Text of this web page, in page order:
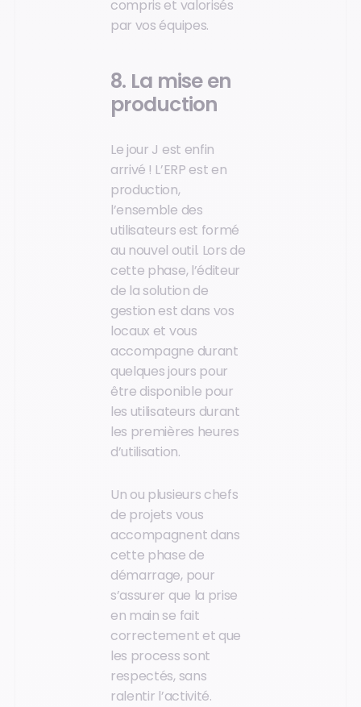
compris et valorisés
par vos équipes.
8. La mise en
production
Le jour J est enfin
arrivé ! L’ERP est en
production,
l’ensemble des
utilisateurs est formé
au nouvel outil. Lors de
cette phase, l’éditeur
de la solution de
gestion est dans vos
locaux et vous
accompagne durant
quelques jours pour
être disponible pour
les utilisateurs durant
les premières heures
d’utilisation.
Un ou plusieurs chefs
de projets vous
accompagnent dans
cette phase de
démarrage, pour
s’assurer que la prise
en main se fait
correctement et que
les process sont
respectés, sans
ralentir l’activité.